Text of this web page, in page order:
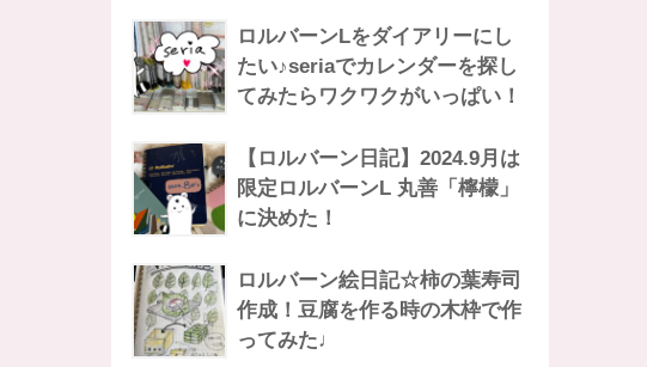
ロルバーンLをダイアリーにし
たい♪seriaでカレンダーを探し
てみたらワクワクがいっぱい！
【ロルバーン日記】2024.9月は
限定ロルバーンL 丸善「檸檬」
に決めた！
ロルバーン絵日記☆柿の葉寿司
作成！豆腐を作る時の木枠で作
ってみた♩